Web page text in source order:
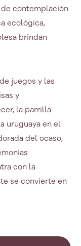
contemplación
ecológica,
brindan
juegos y las
y
la parrilla
uruguaya en el
del ocaso,
con la
se convierte en